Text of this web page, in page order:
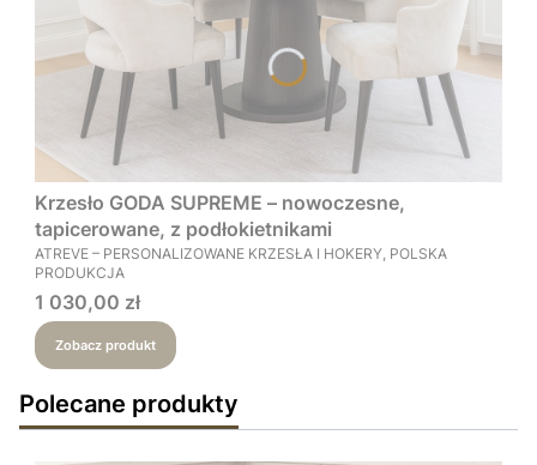
Krzesło GODA SUPREME – nowoczesne,
tapicerowane, z podłokietnikami
PRODUCENT
ATREVE – PERSONALIZOWANE KRZESŁA I HOKERY, POLSKA
PRODUKCJA
Cena
1 030,00 zł
Zobacz produkt
Polecane produkty